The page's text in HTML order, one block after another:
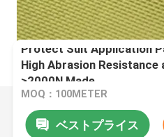
Protect Suit Application
High Abrasion
≥2000N Made
MOQ：100METER
ベストプライス